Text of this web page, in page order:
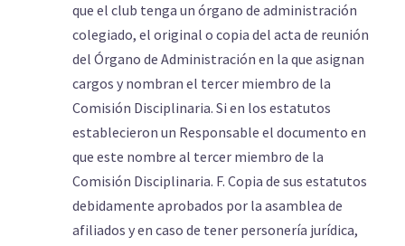
que el club tenga un órgano de administración
colegiado, el original o copia del acta de reunión
del Órgano de Administración en la que asignan
cargos y nombran el tercer miembro de la
Comisión Disciplinaria. Si en los estatutos
establecieron un Responsable el documento en
que este nombre al tercer miembro de la
Comisión Disciplinaria. F. Copia de sus estatutos
debidamente aprobados por la asamblea de
afiliados y en caso de tener personería jurídica,